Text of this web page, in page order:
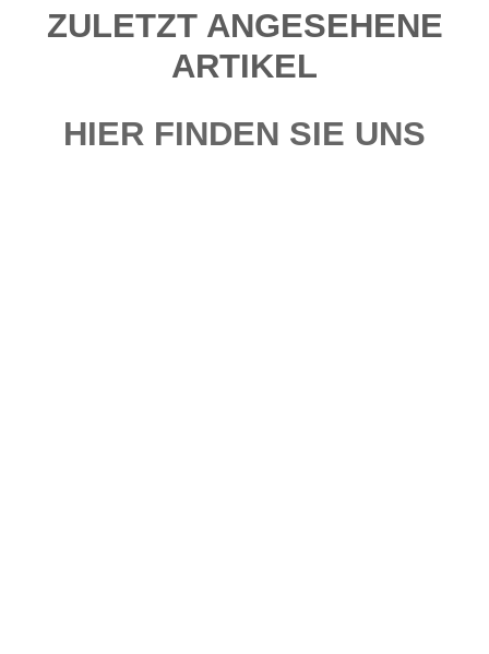
ZULETZT ANGESEHENE
ARTIKEL
HIER FINDEN SIE UNS